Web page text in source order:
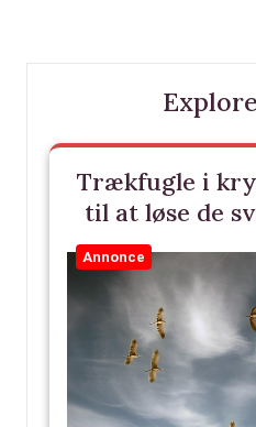
Trækfugle i
til at løse de
Annonce